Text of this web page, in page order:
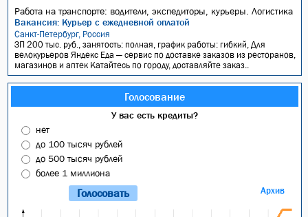
Работа на транспорте: водители, экспедиторы, курьеры. Логистика
Вакансия: Курьер с ежедневной оплатой
Санкт-Петербург, Россия
ЗП 200 тыс. руб., занятость: полная, график работы: гибкий, Для
велокурьеров Яндекс Еда — сервис по доставке заказов из ресторанов,
магазинов и аптек Катайтесь по городу, доставляйте заказ..
Голосование
У вас есть кредиты?
нет
до 100 тысяч рублей
до 500 тысяч рублей
более 1 миллиона
Архив